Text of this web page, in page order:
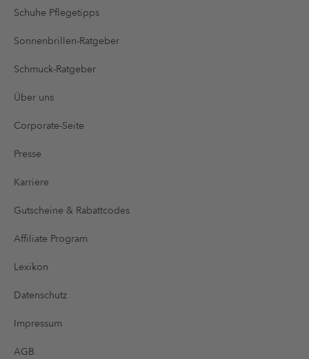
Schuhe Pflegetipps
Sonnenbrillen-Ratgeber
Schmuck-Ratgeber
Über uns
Corporate-Seite
Presse
Karriere
Gutscheine & Rabattcodes
Affiliate Program
Lexikon
Datenschutz
Impressum
AGB